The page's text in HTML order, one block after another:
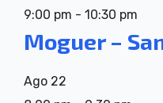
9:00 pm - 10:30 pm
Moguer –
Ago 22